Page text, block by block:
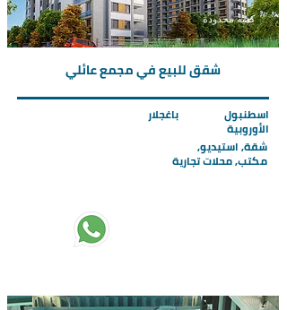
كمية محدودة
شقق للبيع في مجمع عائلي
باغجلار اسطنبول
الأوروبية
شقة, استيديو,
مكتب, محلات تجارية